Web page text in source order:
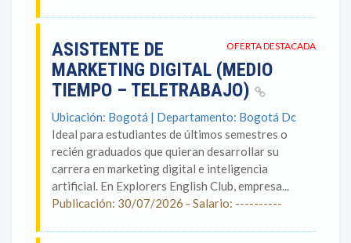
OFERTA DESTACADA
ASISTENTE DE
MARKETING DIGITAL (MEDIO
TIEMPO – TELETRABAJO)
Ubicación: Bogotá | Departamento: Bogotá Dc
Ideal para estudiantes de últimos semestres o
recién graduados que quieran desarrollar su
carrera en marketing digital e inteligencia
artificial. En Explorers English Club, empresa...
Publicación: 30/07/2026 - Salario: ----------